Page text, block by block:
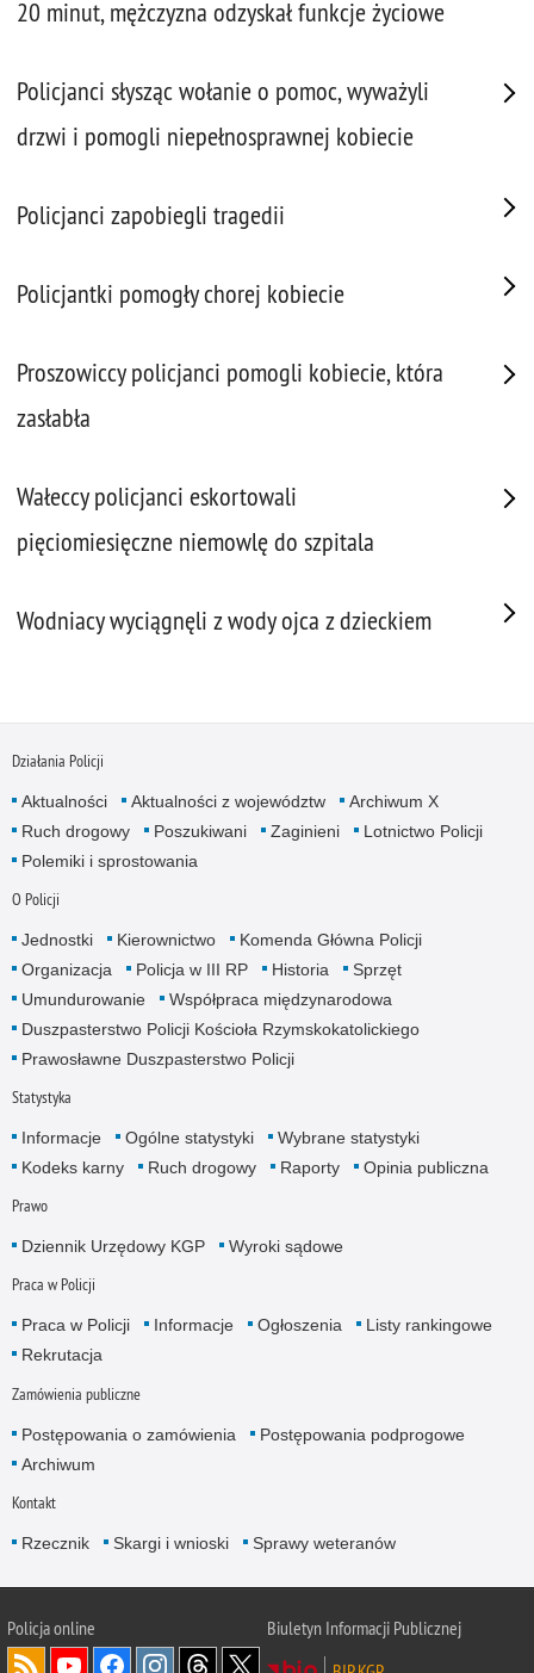
20 minut, mężczyzna odzyskał funkcje życiowe
Policjanci słysząc wołanie o pomoc, wyważyli
drzwi i pomogli niepełnosprawnej kobiecie
Policjanci zapobiegli tragedii
Policjantki pomogły chorej kobiecie
Proszowiccy policjanci pomogli kobiecie, która
zasłabła
Wałeccy policjanci eskortowali
pięciomiesięczne niemowlę do szpitala
Wodniacy wyciągnęli z wody ojca z dzieckiem
Działania Policji
Aktualności Aktualności z województw
Archiwum X
Ruch drogowy
Poszukiwani Zaginieni
Lotnictwo Policji
Polemiki i sprostowania
O Policji
Jednostki Kierownictwo
Komenda Główna Policji
Organizacja
Policja w III RP Historia
Sprzęt
Umundurowanie
Współpraca międzynarodowa
Duszpasterstwo Policji Kościoła Rzymskokatolickiego
Prawosławne Duszpasterstwo Policji
Statystyka
Informacje Ogólne statystyki
Wybrane statystyki
Kodeks karny
Ruch drogowy Raporty Opinia publiczna
Prawo
Dziennik Urzędowy KGP Wyroki sądowe
Praca w Policji
Praca w Policji Informacje Ogłoszenia
Listy rankingowe
Rekrutacja
Zamówienia publiczne
Postępowania o zamówienia
Postępowania podprogowe
Archiwum
Kontakt
Rzecznik Skargi i wnioski Sprawy weteranów
Policjaonline
Biuletyn Informacji Publicznej